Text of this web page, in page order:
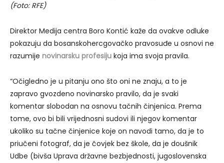
(Foto: RFE)
Direktor Medija centra Boro Kontić kaže da ovakve odluke
pokazuju da bosanskohercgovačko pravosuđe u osnovi ne
razumije novinarsku profesiju koja ima svoja pravila.
“Očigledno je u pitanju ono što oni ne znaju, a to je
zapravo gvozdeno novinarsko pravilo, da je svaki
komentar slobodan na osnovu tačnih činjenica. Prema
tome, ovo bi bili vrijednosni sudovi ili njegov komentar
ukoliko su tačne činjenice koje on navodi tamo, da je to
priučeni fotograf, da je čovjek bez škole, da je doušnik
Udbe (bivša Uprava državne bezbjednosti, jugoslovenska